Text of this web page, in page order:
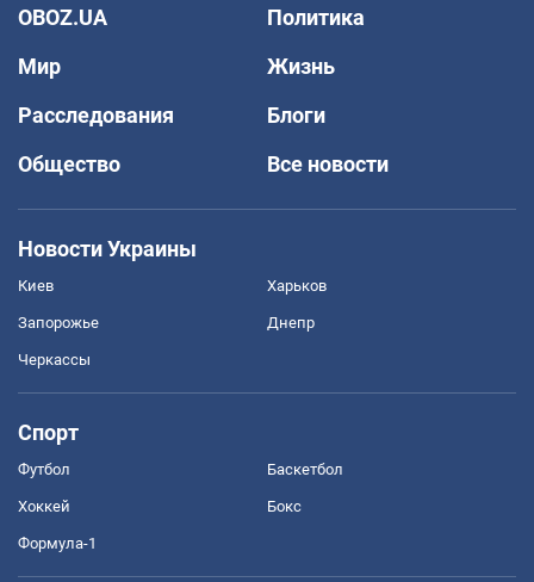
OBOZ.UA
Политика
Мир
Жизнь
Расследования
Блоги
Общество
Все новости
Новости Украины
Киев Харьков
Запорожье Днепр
Черкассы
Спорт
Футбол Баскетбол
Хоккей Бокс
Формула-1